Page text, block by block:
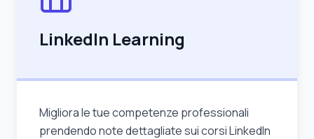
LinkedIn Learning
Migliora le tue competenze professionali
prendendo note dettagliate sui corsi LinkedIn